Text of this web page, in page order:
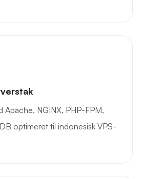
Apache, NGINX, PHP-FPM,
optimeret til indonesisk VPS-